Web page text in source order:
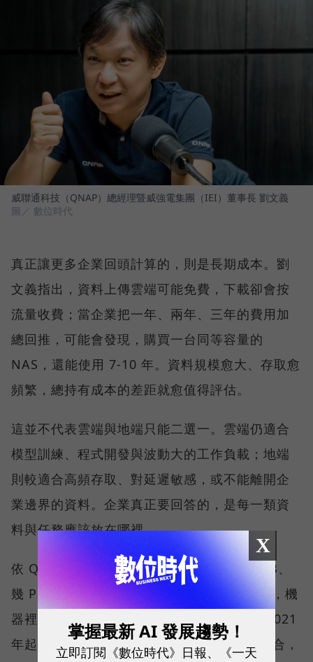
威聯通科技（QNAP）總經理暨威強電集團（IEI）董事長 劉文義
圖／ 數位時代
真正讓更多企業回頭計算的，則是長期成本。劉
文義指出，資料上傳雲端可能免費，下載卻會按
流量收費；當企業把一年、兩年、三年的費用加
總回推，可能會發現，購買一台同等容量的
NAS，還能使用 7-10 年。資料規模愈大、存取愈
頻繁，總持有成本的差距就愈值得評估。
這並不代表雲端與地端只能二選一。雲端仍適合
模型訓練、程式開發與波動大的工作負載；地端
則較適合高頻存取、對延遲敏感，或不能離開企
業邊界的資料。企業真正要回答的，是每一類資
料與任務應該放在哪裡。
依 QNAP 觀察，客戶過去關心的是需要幾 TB、
幾 PB，或備份速度有多快；現在更常問的是，機
器裡的資料要如何被 AI 活用。QNAP 也從 2021
年起，把公司發展定調在 AI 與高速網路的融合，
X
掌握最新 AI 發展趨勢！
立即訂閱《數位時代》日報、《一天